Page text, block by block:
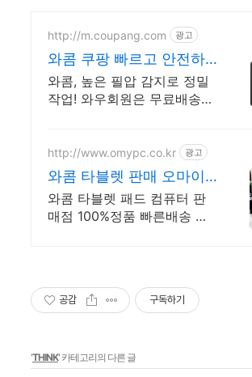
http://m.coupang.com 광고
와콤 쿠팡 빠르고 안전하
게 받아보세요
와콤, 높은 필압 감지로 정밀
작업! 와우회원은 무료배송으
http://www.omypc.co.kr 광고
와콤 타블렛 판매 오마이
피씨 믿을수 있는 24년차
쇼핑몰
와콤 타블렛 패드 컴퓨터 판
매점 100%정품 빠른배송 무
공감 구독하기
'THINK' 카테고리의 다른 글